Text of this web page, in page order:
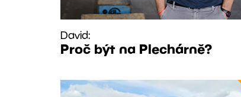
David:
Proč být na Plechárně?